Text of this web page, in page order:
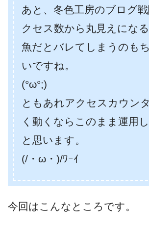
あと、冬色工房のブログ
クセス数から丸見えにな
魚だとバレてしまうのも
いですね。
(°ω°;)
ともあれアクセスカウン
く動くならこのまま運用
と思います。
(/・ω・)/ﾜｰｲ
今回はこんなところです。